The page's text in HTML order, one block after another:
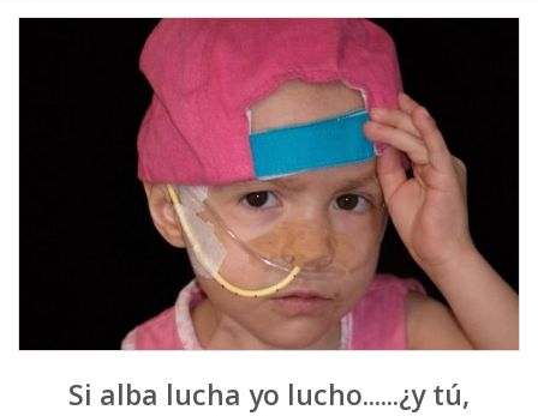
Si alba lucha yo lucho......¿y tú,